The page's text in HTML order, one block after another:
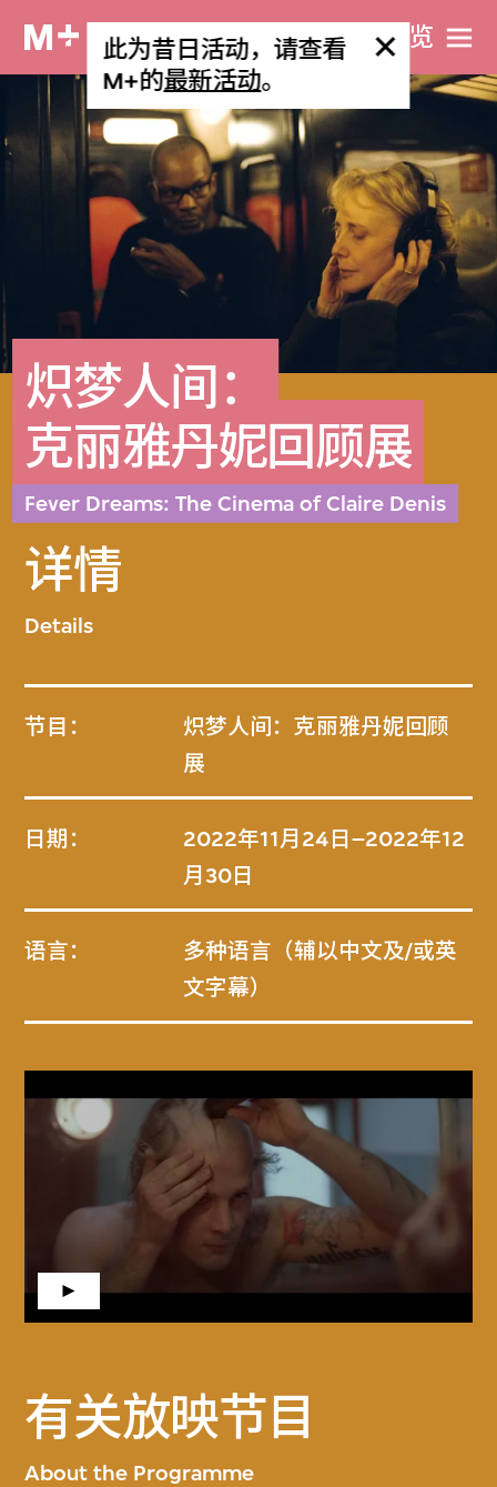
网站导览
此为昔日活动，请查看
M+的最新活动。
炽梦人间：
克丽雅丹妮回顾展
Fever Dreams: The Cinema of Claire Denis
详情
Details
节目：
炽梦人间：克丽雅丹妮回顾
展
日期：
2022年11月24日–2022年12
月30日
语言：
多种语言（辅以中文及/或英
文字幕）
有关放映节目
About the Programme